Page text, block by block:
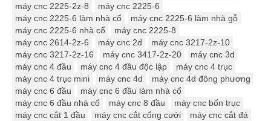
máy cnc 2225-2z-8
máy cnc 2225-6
máy cnc 2225-6 làm nhà cổ
máy cnc 2225-6 làm nhà gỗ
máy cnc 2225-6 nhà cổ
máy cnc 2225-8
máy cnc 2614-2z-6
máy cnc 2d
máy cnc 3217-2z-10
máy cnc 3217-2z-16
máy cnc 3417-2z-20
máy cnc 3d
máy cnc 4 đầu
máy cnc 4 đầu độc lập
máy cnc 4 trục
máy cnc 4 trục mini
máy cnc 4d
máy cnc 4d đông phương
máy cnc 6 đầu
máy cnc 6 đầu làm nhà cổ
máy cnc 6 đầu nhà cổ
máy cnc 8 đầu
máy cnc bốn trục
máy cnc cắt 1 đầu
máy cnc cắt cổng cưới
máy cnc cắt đá